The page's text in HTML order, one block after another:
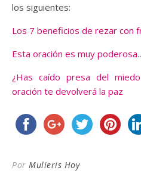
los siguientes:
Los 7 beneficios de rezar con
Esta oración es muy
¿Has caído presa del
oración te devolverá la paz
Por Mulieris Hoy